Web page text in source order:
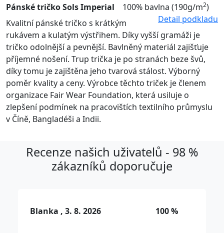
Pánské tričko Sols Imperial 100% bavlna (190g/m2)
Detail podkladu
Kvalitní pánské tričko s krátkým
rukávem a kulatým výstřihem. Díky vyšší gramáži je
tričko odolnější a pevnější. Bavlněný materiál zajišťuje
příjemné nošení. Trup trička je po stranách beze švů,
díky tomu je zajištěna jeho tvarová stálost. Výborný
poměr kvality a ceny. Výrobce těchto triček je členem
organizace Fair Wear Foundation, která usiluje o
zlepšení podmínek na pracovištích textilního průmyslu
v Číně, Bangladéši a Indii.
Recenze našich uživatelů - 98 %
zákazníků doporučuje
Blanka , 3. 8. 2026 100 %